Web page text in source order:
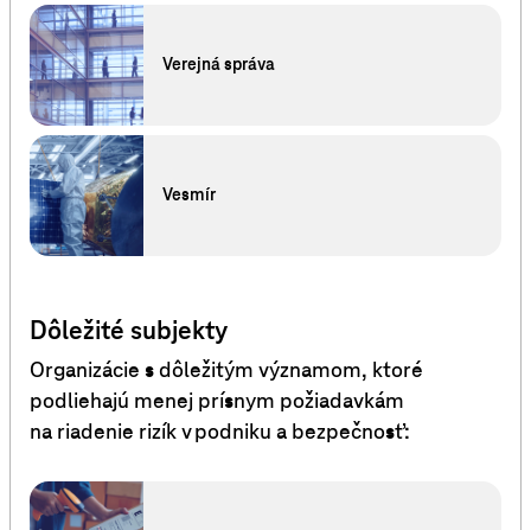
Verejná správa
Vesmír
Dôležité subjekty
Organizácie s dôležitým významom, ktoré
podliehajú menej prísnym požiadavkám
na riadenie rizík v podniku a bezpečnosť: